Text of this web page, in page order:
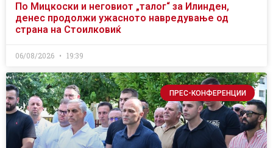
По Мицкоски и неговиот „талог“ за Илинден,
денес продолжи ужасното навредување од
страна на Стоилковиќ
06/08/2026 19:39
ПРЕС-КОНФЕРЕНЦИИ